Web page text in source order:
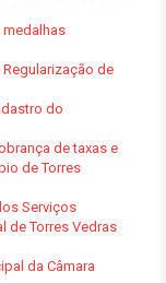
de
do
de taxas e
de Torres
Serviços
de Torres Vedras
da Câmara